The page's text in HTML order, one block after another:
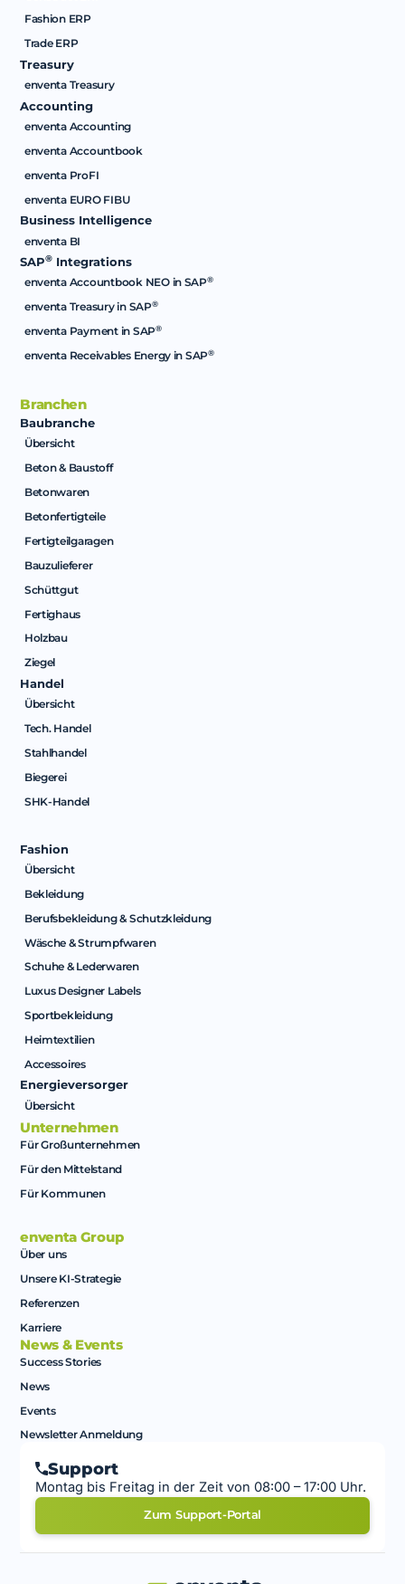
Fashion ERP
Trade ERP
Treasury
enventa Treasury
Accounting
enventa Accounting
enventa Accountbook
enventa ProFI
enventa EURO FIBU
Business Intelligence
enventa BI
SAP® Integrations
enventa Accountbook NEO in SAP®
enventa Treasury in SAP®
enventa Payment in SAP®
enventa Receivables Energy in SAP®
Branchen
Baubranche
Übersicht
Beton & Baustoff
Betonwaren
Betonfertigteile
Fertigteilgaragen
Bauzulieferer
Schüttgut
Fertighaus
Holzbau
Ziegel
Handel
Übersicht
Tech. Handel
Stahlhandel
Biegerei
SHK-Handel
Fashion
Übersicht
Bekleidung
Berufsbekleidung & Schutzkleidung
Wäsche & Strumpfwaren
Schuhe & Lederwaren
Luxus Designer Labels
Sportbekleidung
Heimtextilien
Accessoires
Energieversorger
Übersicht
Unternehmen
Für Großunternehmen
Für den Mittelstand
Für Kommunen
enventa Group
Über uns
Unsere KI-Strategie
Referenzen
Karriere
News & Events
Success Stories
News
Events
Newsletter Anmeldung
Support
Montag bis Freitag in der Zeit von 08:00 – 17:00 Uhr.
Zum Support-Portal